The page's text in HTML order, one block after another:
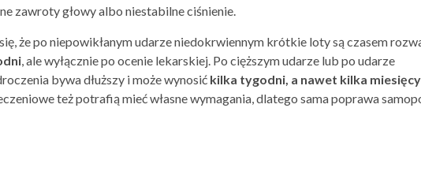
zawroty głowy albo niestabilne ciśnienie.
że po niepowikłanym udarze niedokrwiennym krótkie loty są czasem
, ale wyłącznie po ocenie lekarskiej. Po cięższym udarze lub po udarze
bywa dłuższy i może wynosić kilka tygodni, a nawet kilka miesięcy
też potrafią mieć własne wymagania, dlatego sama poprawa